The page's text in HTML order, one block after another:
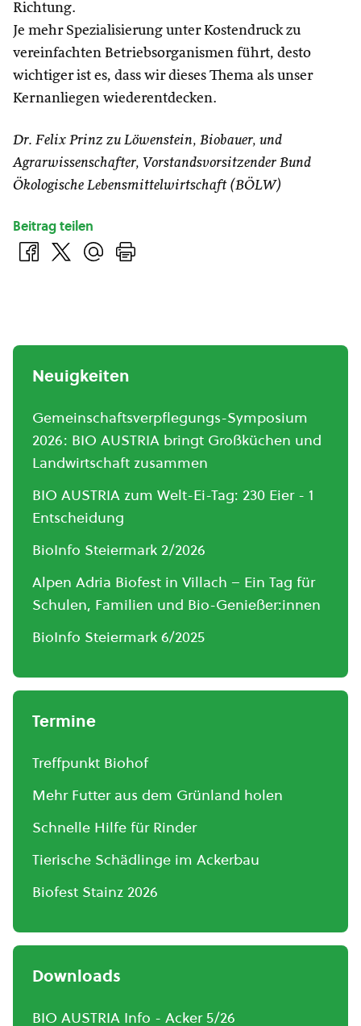
Richtung.
Je mehr Spezialisierung unter Kostendruck zu
vereinfachten Betriebsorganismen führt, desto
wichtiger ist es, dass wir dieses Thema als unser
Kernanliegen wiederentdecken.
Dr. Felix Prinz zu Löwenstein, Biobauer, und
Agrarwissenschafter, Vorstandsvorsitzender Bund
Ökologische Lebensmittelwirtschaft (BÖLW)
Beitrag teilen
Neuigkeiten
Gemeinschaftsverpflegungs-Symposium
2026: BIO AUSTRIA bringt Großküchen und
Landwirtschaft zusammen
BIO AUSTRIA zum Welt-Ei-Tag: 230 Eier - 1
Entscheidung
BioInfo Steiermark 2/2026
Alpen Adria Biofest in Villach – Ein Tag für
Schulen, Familien und Bio-Genießer:innen
BioInfo Steiermark 6/2025
Termine
Treffpunkt Biohof
Mehr Futter aus dem Grünland holen
Schnelle Hilfe für Rinder
Tierische Schädlinge im Ackerbau
Biofest Stainz 2026
Downloads
BIO AUSTRIA Info - Acker 5/26